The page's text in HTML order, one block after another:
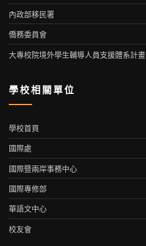
內政部移民署
僑務委員會
大專校院境外學生輔導人員支援體系計畫
學校相關單位
學校首頁
國際處
國際暨兩岸事務中心
國際專修部
華語文中心
校友會